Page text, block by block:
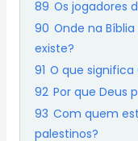
89 Os jogadores
90 Onde na
existe?
91 O que significa
92 Por que Deus
93 Com quem
palestinos?